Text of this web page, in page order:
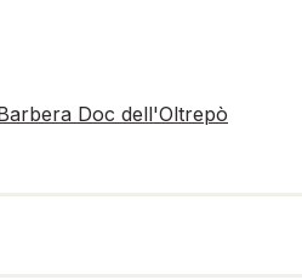
Doc dell'Oltrepò